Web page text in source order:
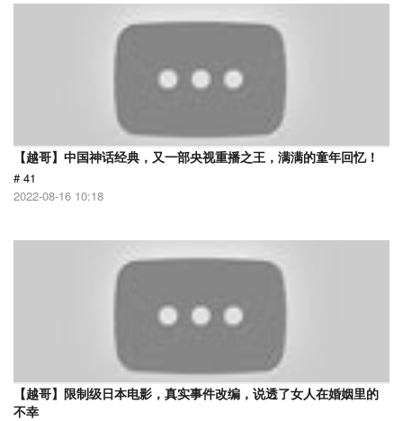
【越哥】中国神话经典，又一部央视重播之王，满满的童年回忆！
# 41
2022-08-16 10:18
【越哥】限制级日本电影，真实事件改编，说透了女人在婚姻里的
不幸